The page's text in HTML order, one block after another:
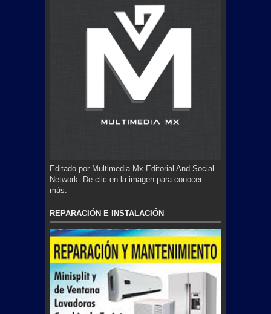
Editado por Multimedia Mx Editorial And Social
Network. De clic en la imagen para conocer
más.
REPARACIÓN E INSTALACIÓN